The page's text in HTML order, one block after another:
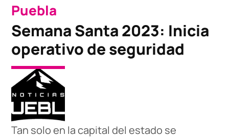
POSTED
IN
Puebla
Semana Santa 2023: Inicia
operativo de seguridad
Tan solo en la capital del estado se